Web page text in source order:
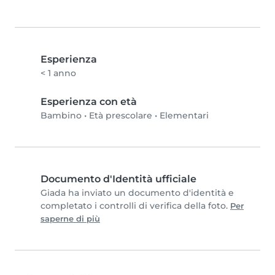
Esperienza
< 1 anno
Esperienza con età
Bambino • Età prescolare • Elementari
Documento d'Identità ufficiale
Giada ha inviato un documento d'identità e
completato i controlli di verifica della foto. Per
saperne di più